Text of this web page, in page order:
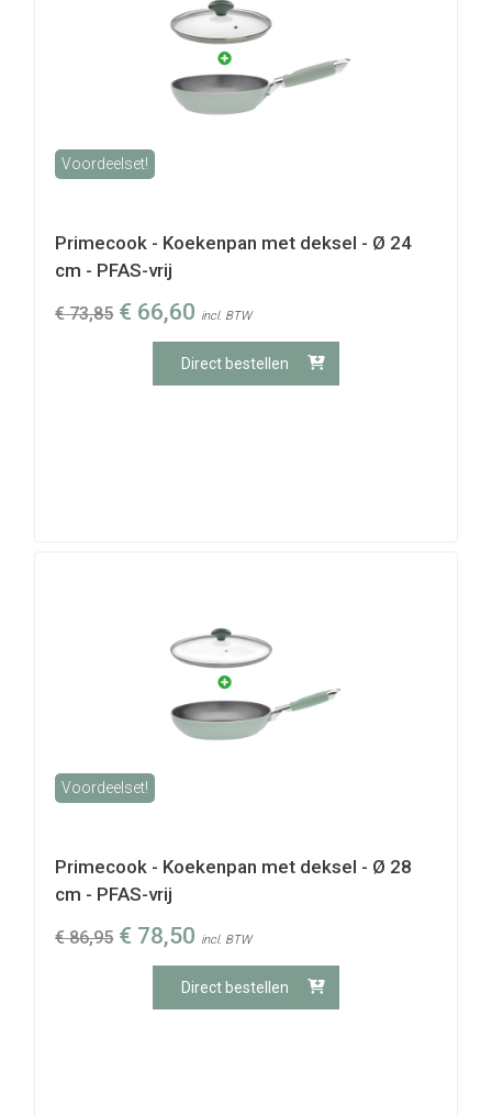
Voordeelset!
Primecook - Koekenpan met deksel - Ø 24
cm - PFAS-vrij
€ 73,85 € 66,60 incl. BTW
Direct bestellen
Voordeelset!
Primecook - Koekenpan met deksel - Ø 28
cm - PFAS-vrij
€ 86,95 € 78,50 incl. BTW
Direct bestellen